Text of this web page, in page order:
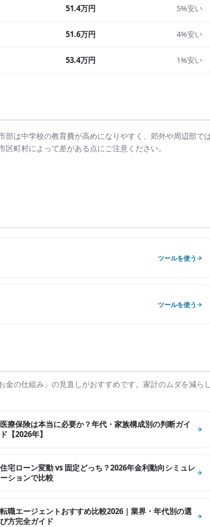
51.4万円 5%安い
51.6万円 4%安い
53.4万円 1%安い
部は中学校の教育費が高めになりやすく、郊外や周辺部で
町村によって差がある点にご注意ください。
ツールを使う
ツールを使う
の仕組み」の見直しがおすすめです。家計のムダを減ら
医療保険は本当に必要か？年代・家族構成別の判断ガイ
ド【2026年】
住宅ローン変動 vs 固定どっち？2026年金利動向シミュレ
ーションで比較
転職エージェントおすすめ比較2026｜業界・年代別の選
び方完全ガイド